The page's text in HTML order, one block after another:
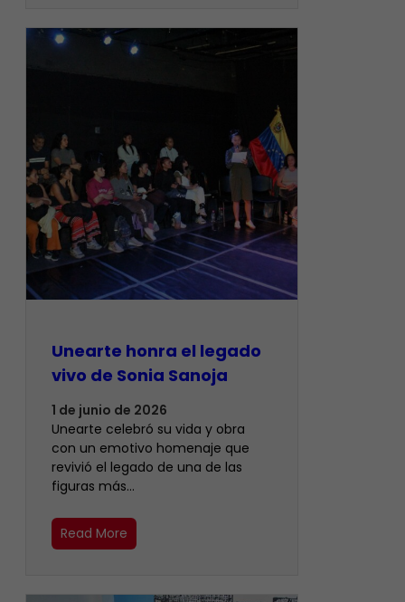
Unearte honra el legado
vivo de Sonia Sanoja
1 de junio de 2026
Unearte celebró su vida y obra
con un emotivo homenaje que
revivió el legado de una de las
figuras más…
Read More